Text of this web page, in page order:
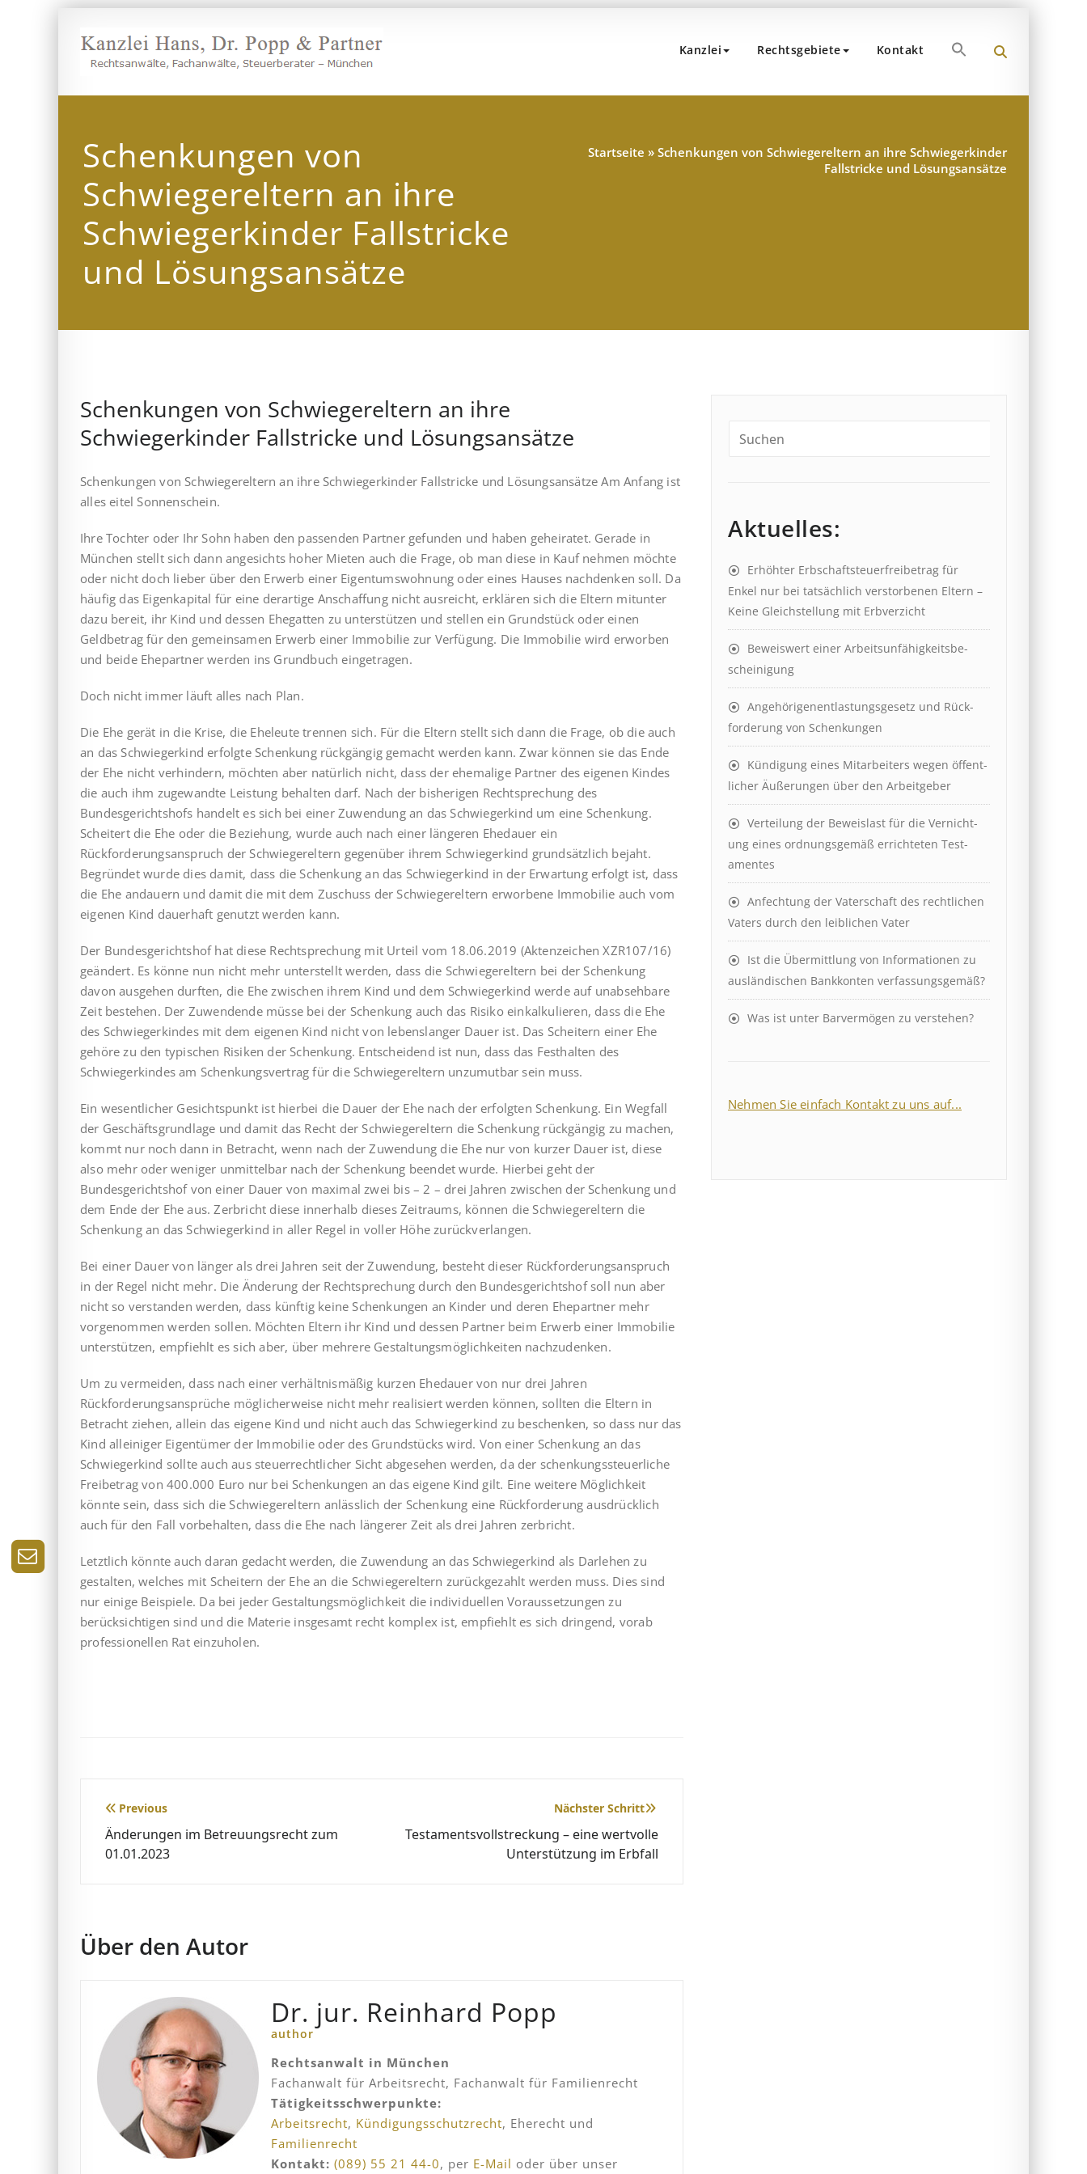
Inhalt
springen
Kanzlei Rechtsgebiete Kontakt Search
for:
Schenkungen von
Schwiegereltern an ihre
Schwiegerkinder Fallstricke
und Lösungsansätze
Startseite » Schenkungen von Schwiegereltern an ihre Schwiegerkinder
Fallstricke und Lösungsansätze
Schenkungen von Schwiegereltern an ihre
Schwiegerkinder Fallstricke und Lösungsansätze
Schenkungen von Schwiegereltern an ihre Schwiegerkinder Fallstricke und Lösungsansätze Am Anfang ist
alles eitel Sonnenschein.
Ihre Tochter oder Ihr Sohn haben den passenden Partner gefunden und haben geheiratet. Gerade in
München stellt sich dann angesichts hoher Mieten auch die Frage, ob man diese in Kauf nehmen möchte
oder nicht doch lieber über den Erwerb einer Eigentumswohnung oder eines Hauses nachdenken soll. Da
häufig das Eigenkapital für eine derartige Anschaffung nicht ausreicht, erklären sich die Eltern mitunter
dazu bereit, ihr Kind und dessen Ehegatten zu unterstützen und stellen ein Grundstück oder einen
Geldbetrag für den gemeinsamen Erwerb einer Immobilie zur Verfügung. Die Immobilie wird erworben
und beide Ehepartner werden ins Grundbuch eingetragen.
Doch nicht immer läuft alles nach Plan.
Die Ehe gerät in die Krise, die Eheleute trennen sich. Für die Eltern stellt sich dann die Frage, ob die auch
an das Schwiegerkind erfolgte Schenkung rückgängig gemacht werden kann. Zwar können sie das Ende
der Ehe nicht verhindern, möchten aber natürlich nicht, dass der ehemalige Partner des eigenen Kindes
die auch ihm zugewandte Leistung behalten darf. Nach der bisherigen Rechtsprechung des
Bundesgerichtshofs handelt es sich bei einer Zuwendung an das Schwiegerkind um eine Schenkung.
Scheitert die Ehe oder die Beziehung, wurde auch nach einer längeren Ehedauer ein
Rückforderungsanspruch der Schwiegereltern gegenüber ihrem Schwiegerkind grundsätzlich bejaht.
Begründet wurde dies damit, dass die Schenkung an das Schwiegerkind in der Erwartung erfolgt ist, dass
die Ehe andauern und damit die mit dem Zuschuss der Schwiegereltern erworbene Immobilie auch vom
eigenen Kind dauerhaft genutzt werden kann.
Der Bundesgerichtshof hat diese Rechtsprechung mit Urteil vom 18.06.2019 (Aktenzeichen XZR107/16)
geändert. Es könne nun nicht mehr unterstellt werden, dass die Schwiegereltern bei der Schenkung
davon ausgehen durften, die Ehe zwischen ihrem Kind und dem Schwiegerkind werde auf unabsehbare
Zeit bestehen. Der Zuwendende müsse bei der Schenkung auch das Risiko einkalkulieren, dass die Ehe
des Schwiegerkindes mit dem eigenen Kind nicht von lebenslanger Dauer ist. Das Scheitern einer Ehe
gehöre zu den typischen Risiken der Schenkung. Entscheidend ist nun, dass das Festhalten des
Schwiegerkindes am Schenkungsvertrag für die Schwiegereltern unzumutbar sein muss.
Ein wesentlicher Gesichtspunkt ist hierbei die Dauer der Ehe nach der erfolgten Schenkung. Ein Wegfall
der Geschäftsgrundlage und damit das Recht der Schwiegereltern die Schenkung rückgängig zu machen,
kommt nur noch dann in Betracht, wenn nach der Zuwendung die Ehe nur von kurzer Dauer ist, diese
also mehr oder weniger unmittelbar nach der Schenkung beendet wurde. Hierbei geht der
Bundesgerichtshof von einer Dauer von maximal zwei bis – 2 – drei Jahren zwischen der Schenkung und
dem Ende der Ehe aus. Zerbricht diese innerhalb dieses Zeitraums, können die Schwiegereltern die
Schenkung an das Schwiegerkind in aller Regel in voller Höhe zurückverlangen.
Bei einer Dauer von länger als drei Jahren seit der Zuwendung, besteht dieser Rückforderungsanspruch
in der Regel nicht mehr. Die Änderung der Rechtsprechung durch den Bundesgerichtshof soll nun aber
nicht so verstanden werden, dass künftig keine Schenkungen an Kinder und deren Ehepartner mehr
vorgenommen werden sollen. Möchten Eltern ihr Kind und dessen Partner beim Erwerb einer Immobilie
unterstützen, empfiehlt es sich aber, über mehrere Gestaltungsmöglichkeiten nachzudenken.
Um zu vermeiden, dass nach einer verhältnismäßig kurzen Ehedauer von nur drei Jahren
Rückforderungsansprüche möglicherweise nicht mehr realisiert werden können, sollten die Eltern in
Betracht ziehen, allein das eigene Kind und nicht auch das Schwiegerkind zu beschenken, so dass nur das
Kind alleiniger Eigentümer der Immobilie oder des Grundstücks wird. Von einer Schenkung an das
Schwiegerkind sollte auch aus steuerrechtlicher Sicht abgesehen werden, da der schenkungssteuerliche
Freibetrag von 400.000 Euro nur bei Schenkungen an das eigene Kind gilt. Eine weitere Möglichkeit
könnte sein, dass sich die Schwiegereltern anlässlich der Schenkung eine Rückforderung ausdrücklich
auch für den Fall vorbehalten, dass die Ehe nach längerer Zeit als drei Jahren zerbricht.
Letztlich könnte auch daran gedacht werden, die Zuwendung an das Schwiegerkind als Darlehen zu
gestalten, welches mit Scheitern der Ehe an die Schwiegereltern zurückgezahlt werden muss. Dies sind
nur einige Beispiele. Da bei jeder Gestaltungsmöglichkeit die individuellen Voraussetzungen zu
berücksichtigen sind und die Materie insgesamt recht komplex ist, empfiehlt es sich dringend, vorab
professionellen Rat einzuholen.
Beitragsnavigation
Previous
Änderungen im Betreuungsrecht zum
01.01.2023
Nächster Schritt
Testamentsvollstreckung – eine wertvolle
Unterstützung im Erbfall
Über den Autor
Dr. jur. Reinhard Popp
author
Rechtsanwalt in München
Fachanwalt für Arbeitsrecht, Fachanwalt für Familienrecht
Tätigkeitsschwerpunkte:
Arbeitsrecht, Kündigungsschutzrecht, Eherecht und
Familienrecht
Kontakt: (089) 55 21 44-0, per E-Mail oder über unser
Aktuelles:
Erhöhter Erb­schaft­steuer­frei­be­trag für
Enkel nur bei tat­säch­lich ver­storb­en­en Eltern –
Keine Gleich­stell­ung mit Erb­verzicht
Beweis­wert einer Arbeits­un­fähig­keits­be­
scheinig­ung
Angehörigenent­lastungs­ge­setz und Rück­
ford­er­ung von Schenk­ung­en
Kündigung eines Mit­ar­beit­ers wegen öffent­
lich­er Äuß­er­ung­en über den Ar­beit­geber
Ver­teil­ung der Be­weis­last für die Ver­nicht­
ung eines ord­nungs­ge­mäß er­richt­et­en Test­
ament­es
Anfechtung der Vaterschaft des rechtlichen
Vaters durch den leiblichen Vater
Ist die Über­mitt­lung von In­for­mat­ion­en zu
aus­länd­isch­en Bank­kont­en ver­fass­ungs­ge­mäß?
Was ist unter Barvermögen zu verstehen?
Nehmen Sie einfach Kontakt zu uns auf...